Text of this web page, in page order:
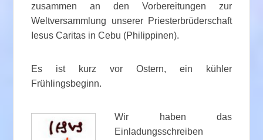
zusammen an den Vorbereitungen zur
Weltversammlung unserer Priesterbrüderschaft
Iesus Caritas in Cebu (Philippinen).
Es ist kurz vor Ostern, ein kühler
Frühlingsbeginn.
Wir haben das
Einladungsschreiben